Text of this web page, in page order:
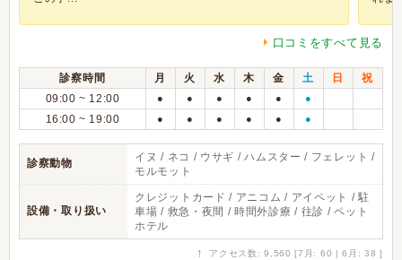
口コミをすべて見る
診察時間 月 火 水 木 金 土 日
祝
09:00 ~ 12:00
● ● ● ● ● ●
16:00 ~ 19:00 ● ● ● ● ● ●
診察動物
イヌ / ネコ / ウサギ / ハムスター / フェレット /
モルモット
設備・取り扱い
クレジットカード / アニコム / アイペット / 駐
車場 / 救急・夜間 / 時間外診療 / 往診 / ペット
ホテル
↑ アクセス数: 9,560 [7月: 60 | 6月: 38 ]